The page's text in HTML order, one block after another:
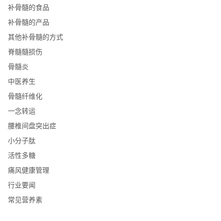
补骨髓的食品
补骨髓的产品
其他补骨髓的方式
脊髓髓损伤
骨髓炎
中医养生
骨髓纤维化
一念转运
腰椎间盘突出症
小分子肽
活性多糖
痛风健康管理
行业要闻
常见营养素